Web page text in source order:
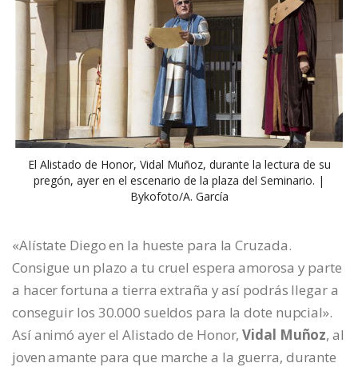
El Alistado de Honor, Vidal Muñoz, durante la lectura de su
pregón, ayer en el escenario de la plaza del Seminario. |
Bykofoto/A. García
«Alístate Diego en la hueste para la Cruzada.
Consigue un plazo a tu cruel espera amorosa y parte
a hacer fortuna a tierra extraña y así podrás llegar a
conseguir los 30.000 sueldos para la dote nupcial».
Así animó ayer el Alistado de Honor,Vidal Muñoz, al
joven amante para que marche a la guerra, durante